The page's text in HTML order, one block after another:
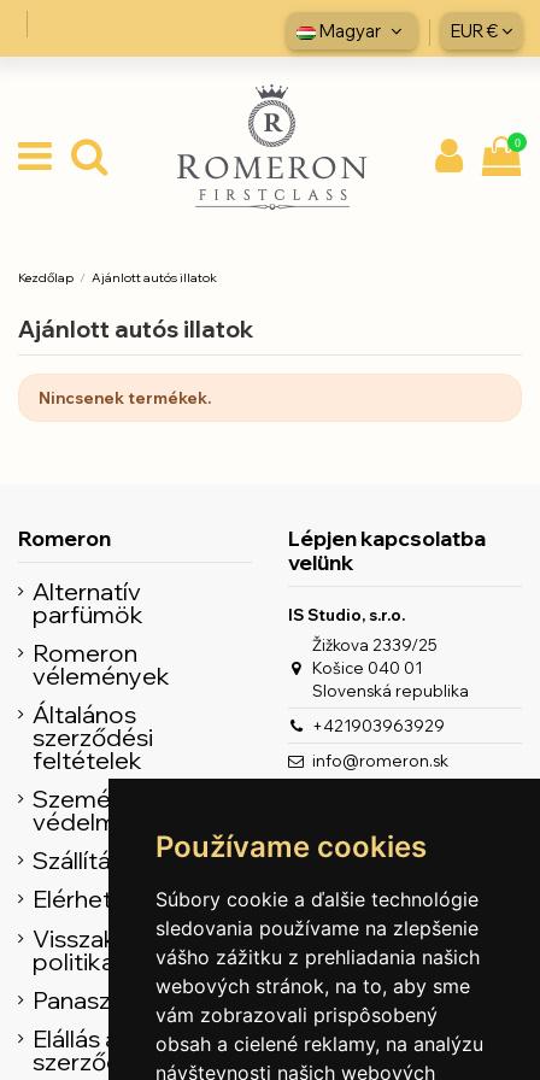
Používame cookies
Súbory cookie a ďalšie technológie
sledovania používame na zlepšenie
vášho zážitku z prehliadania našich
webových stránok, na to, aby sme
vám zobrazovali prispôsobený
obsah a cielené reklamy, na analýzu
návštevnosti našich webových
Magyar EUR €
0
Kezdőlap Ajánlott autós illatok
Ajánlott autós illatok
Nincsenek termékek.
Romeron
Alternatív
parfümök
Romeron
vélemények
Általános
szerződési
feltételek
Személyes adatok
védelme
Szállítás
Elérhetőség
Visszaküldési
politika
Panasz űrlap
Elállás az adásvételi
szerződéstől
Lépjen kapcsolatba
velünk
IS Studio, s.r.o.
Žižkova 2339/25
Košice 040 01
Slovenská republika
+421903963929
info@romeron.sk